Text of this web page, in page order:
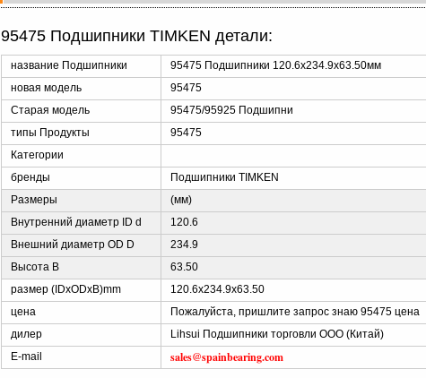
95475 Подшипники TIMKEN детали:
название Подшипники
95475 Подшипники 120.6x234.9x63.50мм
новая модель
95475
Старая модель
95475/95925 Подшипни
типы Продукты
95475
Категории
бренды
Подшипники TIMKEN
Размеры
(мм)
Внутренний диаметр ID d
120.6
Внешний диаметр OD D
234.9
Высота B
63.50
размер (IDxODxB)mm
120.6x234.9x63.50
цена
Пожалуйста, пришлите запрос знаю 95475 цена
дилер
Lihsui Подшипники торговли ООО (Китай)
E-mail
sales@spainbearing.com